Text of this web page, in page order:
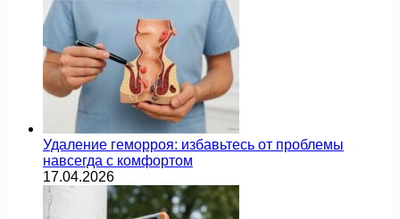
Удаление геморроя: избавьтесь от проблемы
навсегда с комфортом
17.04.2026